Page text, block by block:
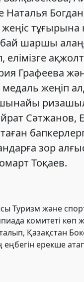
Наталья
тұғырына
шаршы
Графеева
медаль жеңіп
Сәтжанов,
зор
Тоқаев.
Туризм және
комитеті көп
Қазақстан
ерекше атап